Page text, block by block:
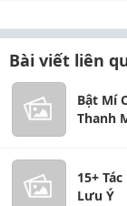
Bài viết liên
Bật Mí
Thanh
15+
Lưu Ý